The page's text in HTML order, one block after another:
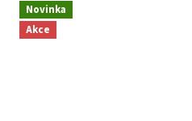
Novinka
Akce